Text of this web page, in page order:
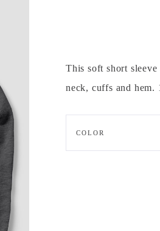
This soft short
neck, cuffs and hem.
COLOR